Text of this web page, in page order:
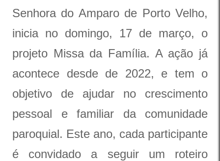
Senhora do Amparo de Porto Velho,
inicia no domingo, 17 de março, o
projeto Missa da Família. A ação já
acontece desde de 2022, e tem o
objetivo de ajudar no crescimento
pessoal e familiar da comunidade
paroquial. Este ano, cada participante
é convidado a seguir um roteiro